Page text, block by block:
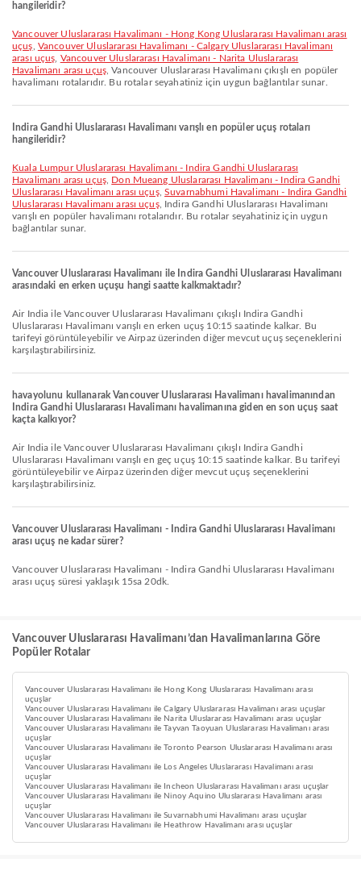
hangileridir?
Vancouver Uluslararası Havalimanı - Hong Kong Uluslararası Havalimanı arası
uçuş Vancouver Uluslararası Havalimanı - Calgary Uluslararası Havalimanı
arası uçuş Vancouver Uluslararası Havalimanı - Narita Uluslararası
Havalimanı arası uçuş, Vancouver Uluslararası Havalimanı çıkışlı en popüler
havalimanı rotalarıdır. Bu rotalar seyahatiniz için uygun bağlantılar sunar.
Indira Gandhi Uluslararası Havalimanı varışlı en popüler uçuş rotaları
hangileridir?
Kuala Lumpur Uluslararası Havalimanı - Indira Gandhi Uluslararası
Havalimanı arası uçuş, Don Mueang Uluslararası Havalimanı - Indira Gandhi
Uluslararası Havalimanı arası uçuş,Suvarnabhumi Havalimanı - Indira Gandhi
Uluslararası Havalimanı arası uçuş, Indira Gandhi Uluslararası Havalimanı
varışlı en popüler havalimanı rotalarıdır. Bu rotalar seyahatiniz için uygun
bağlantılar sunar.
Vancouver Uluslararası Havalimanı ile Indira Gandhi Uluslararası Havalimanı
arasındaki en erken uçuşu hangi saatte kalkmaktadır?
Air India ile Vancouver Uluslararası Havalimanı çıkışlı Indira Gandhi
Uluslararası Havalimanı varışlı en erken uçuş 10:15 saatinde kalkar. Bu
tarifeyi görüntüleyebilir ve Airpaz üzerinden diğer mevcut uçuş seçeneklerini
karşılaştırabilirsiniz.
havayolunu kullanarak Vancouver Uluslararası Havalimanı havalimanından
Indira Gandhi Uluslararası Havalimanı havalimanına giden en son uçuş saat
kaçta kalkıyor?
Air India ile Vancouver Uluslararası Havalimanı çıkışlı Indira Gandhi
Uluslararası Havalimanı varışlı en geç uçuş 10:15 saatinde kalkar. Bu tarifeyi
görüntüleyebilir ve Airpaz üzerinden diğer mevcut uçuş seçeneklerini
karşılaştırabilirsiniz.
Vancouver Uluslararası Havalimanı - Indira Gandhi Uluslararası Havalimanı
arası uçuş ne kadar sürer?
Vancouver Uluslararası Havalimanı - Indira Gandhi Uluslararası Havalimanı
arası uçuş süresi yaklaşık 15sa 20dk.
Vancouver Uluslararası Havalimanı’dan Havalimanlarına Göre
Popüler Rotalar
Vancouver Uluslararası Havalimanı ile Hong Kong Uluslararası Havalimanı arası
uçuşlar
Vancouver Uluslararası Havalimanı ile Calgary Uluslararası Havalimanı arası uçuşlar
Vancouver Uluslararası Havalimanı ile Narita Uluslararası Havalimanı arası uçuşlar
Vancouver Uluslararası Havalimanı ile Tayvan Taoyuan Uluslararası Havalimanı arası
uçuşlar
Vancouver Uluslararası Havalimanı ile Toronto Pearson Uluslararası Havalimanı arası
uçuşlar
Vancouver Uluslararası Havalimanı ile Los Angeles Uluslararası Havalimanı arası
uçuşlar
Vancouver Uluslararası Havalimanı ile Incheon Uluslararası Havalimanı arası uçuşlar
Vancouver Uluslararası Havalimanı ile Ninoy Aquino Uluslararası Havalimanı arası
uçuşlar
Vancouver Uluslararası Havalimanı ile Suvarnabhumi Havalimanı arası uçuşlar
Vancouver Uluslararası Havalimanı ile Heathrow Havalimanı arası uçuşlar